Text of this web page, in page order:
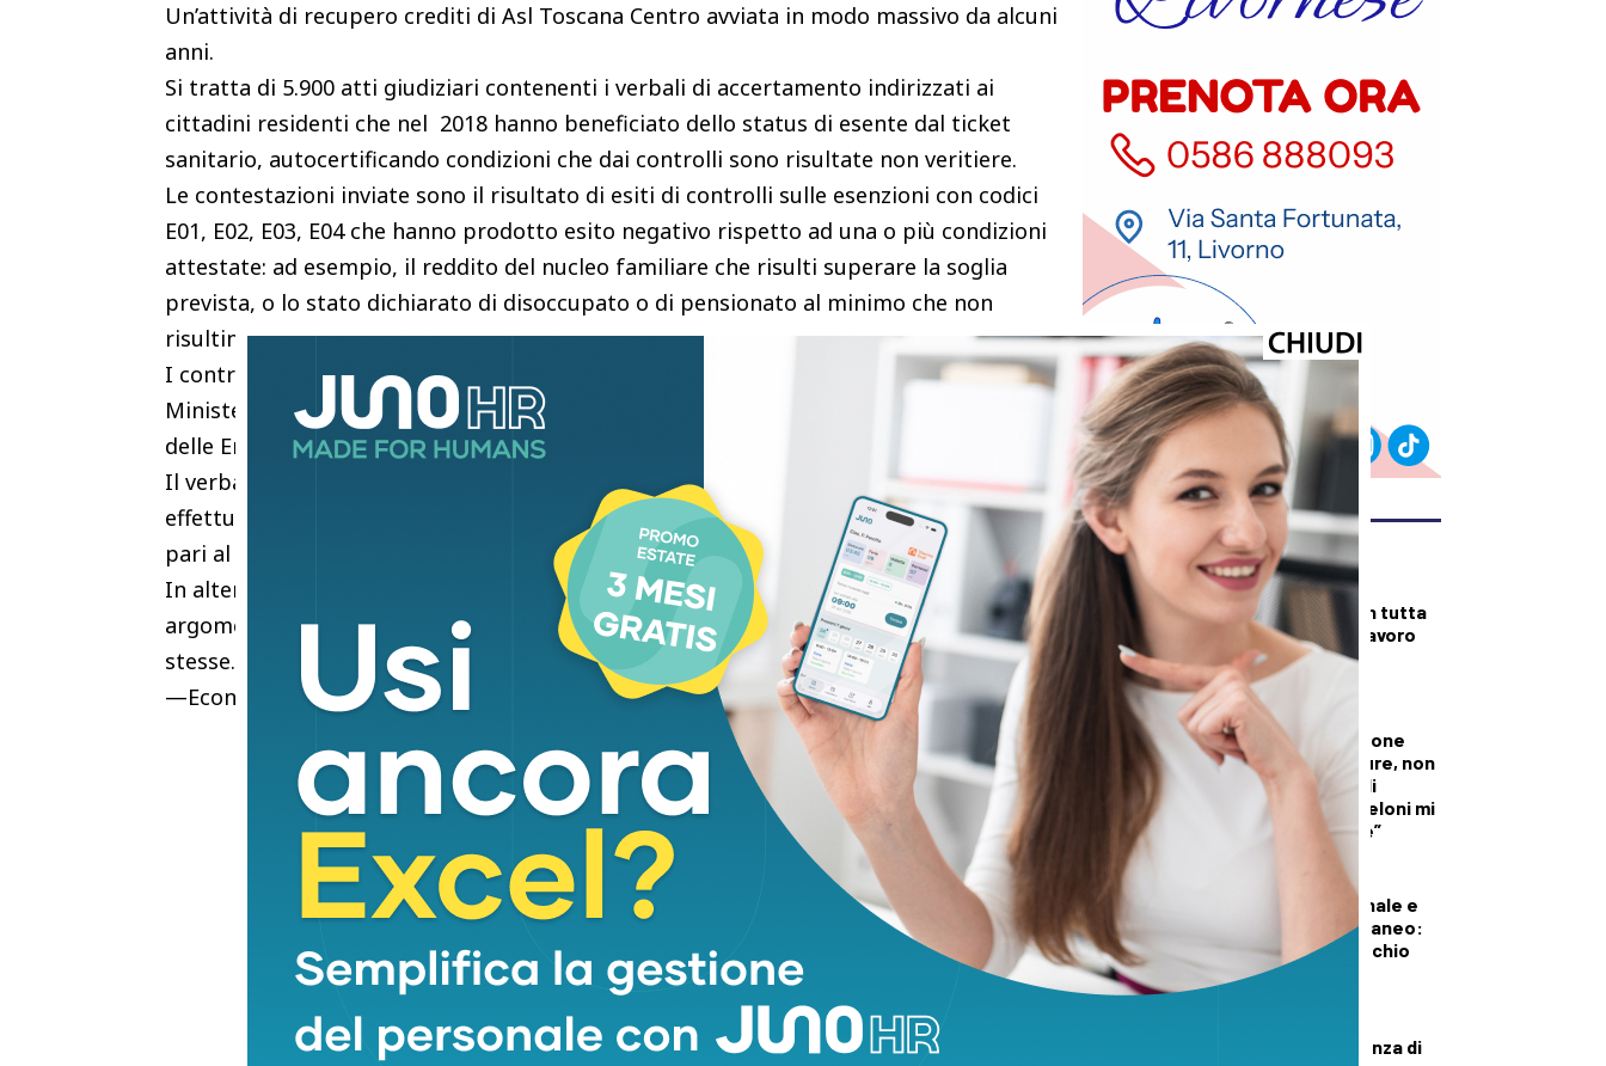
Un’attività di recupero crediti di Asl Toscana Centro avviata in modo massivo da alcuni
anni.
Si tratta di 5.900 atti giudiziari contenenti i verbali di accertamento indirizzati ai
cittadini residenti che nel 2018 hanno beneficiato dello status di esente dal ticket
sanitario, autocertificando condizioni che dai controlli sono risultate non veritiere.
Le contestazioni inviate sono il risultato di esiti di controlli sulle esenzioni con codici
E01, E02, E03, E04 che hanno prodotto esito negativo rispetto ad una o più condizioni
attestate: ad esempio, il reddito del nucleo familiare che risulti superare la soglia
prevista, o lo stato dichiarato di disoccupato o di pensionato al minimo che non
risultino effettivi.
I controlli con esito negativo sono messi a disposizione delle Aziende Sanitarie dal
Ministero della Economia e Finanze, avvalendosi di incroci di banche dati di Agenzia
delle Entrate, Inps e Ministero del lavoro.
Il verbale prevede il pagamento del ticket complessivo dovuto per tutte le prestazioni
effettuate nell’anno in questione, sommato ad una sanzione in misura ridotta, che è
pari al ticket se si decide di pagare entro 60 giorni riconoscendo l’errore.
In alternativa, ci sono 30 giorni di tempo dal ricevimento per presentare
argomentazioni e documentazione difensiva, con le modalità riportate nelle lettere
stesse.
—EconomiaREDAZIONE
ULTIMI ARTICOLI
DALLA TOSCANA
Fiamme di bosco in tutta
la Regione, superlavoro
per l’Aib
DALLA TOSCANA
Conte in commissione
Covid: “Scavate pure, non
troverete niente di
illecito su di me. Meloni mi
diede del criminale”
Pillola, anello vaginale e
impianto sottocutaneo:
l’allerta Aifa sul rischio
meningioma
Culle vuote e assenza di